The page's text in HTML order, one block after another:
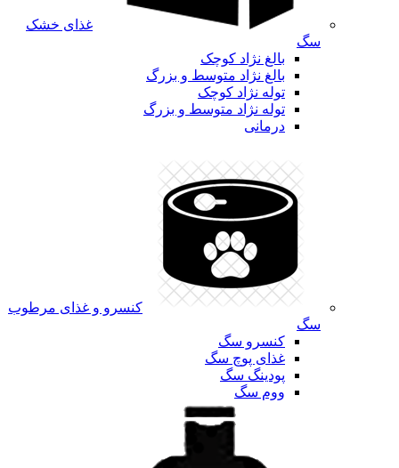
غذای خشک
سگ
بالغ نژاد کوچک
بالغ نژاد متوسط و بزرگ
توله نژاد کوچک
توله نژاد متوسط و بزرگ
درمانی
کنسرو و غذای مرطوب
سگ
کنسرو سگ
غذای پوچ سگ
پودینگ سگ
ووم سگ